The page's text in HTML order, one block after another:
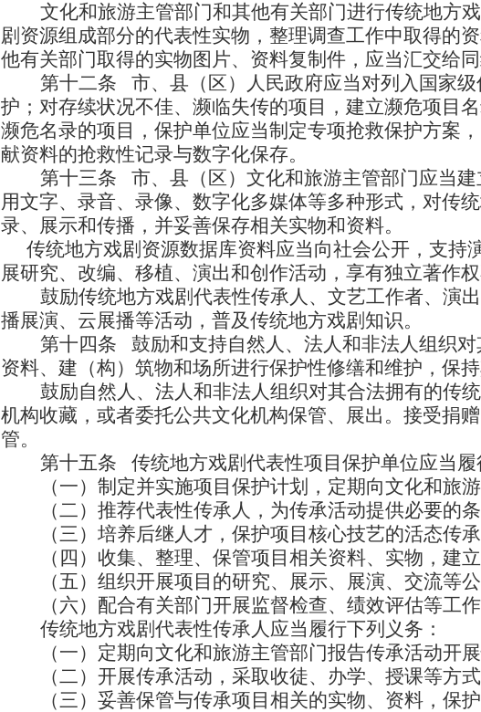
文化和旅游主管部门和其他有关部门进行传统地方
剧资源组成部分的代表性实物，整理调查工作中取得的
他有关部门取得的实物图片、资料复制件，应当汇交给
第十二条
市、县（区）人民政府应当对列入国家
护；对存续状况不佳、濒临失传的项目，建立濒危项目
濒危名录的项目，保护单位应当制定专项抢救保护方案
献资料的抢救性记录与数字化保存。
第十三条
市、县（区）文化和旅游主管部门应当
用文字、录音、录像、数字化多媒体等多种形式，对传
录、展示和传播，并妥善保存相关实物和资料。
传统地方戏剧资源数据库资料应当向社会公开，支持
展研究、改编、移植、演出和创作活动，享有独立著作
鼓励传统地方戏剧代表性传承人、文艺工作者、演
播展演、云展播等活动，普及传统地方戏剧知识。
第十四条
鼓励和支持自然人、法人和非法人组织
资料、建（构）筑物和场所进行保护性修缮和维护，保
鼓励自然人、法人和非法人组织对其合法拥有的传
机构收藏，或者委托公共文化机构保管、展出。接受捐
管。
第十五条 传统地方戏剧代表性项目保护单位应当履
（一）制定并实施项目保护计划，定期向文化和旅
（二）推荐代表性传承人，为传承活动提供必要的
（三）培养后继人才，保护项目核心技艺的活态传承
（四）收集、整理、保管项目相关资料、实物，建
（五）组织开展项目的研究、展示、展演、交流等
（六）配合有关部门开展监督检查、绩效评估等工作
传统地方戏剧代表性传承人应当履行下列义务：
（一）定期向文化和旅游主管部门报告传承活动开展
（二）开展传承活动，采取收徒、办学、授课等方
（三）妥善保管与传承项目相关的实物、资料，保